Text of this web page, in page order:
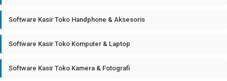
Software Kasir Toko Handphone & Aksesoris
Software Kasir Toko Komputer & Laptop
Software Kasir Toko Kamera & Fotografi